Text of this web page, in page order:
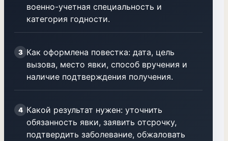
военно-учетная специальность и
категория годности.
3 Как оформлена повестка: дата, цель
вызова, место явки, способ вручения и
наличие подтверждения получения.
4 Какой результат нужен: уточнить
обязанность явки, заявить отсрочку,
подтвердить заболевание, обжаловать